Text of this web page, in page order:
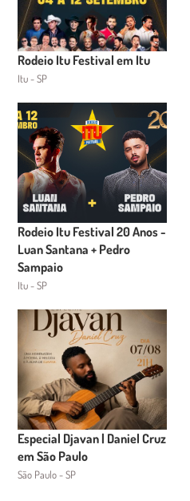
Rodeio Itu Festival em Itu
Itu - SP
Rodeio Itu Festival 20 Anos -
Luan Santana + Pedro
Sampaio
Itu - SP
Especial Djavan | Daniel Cruz
em São Paulo
São Paulo - SP